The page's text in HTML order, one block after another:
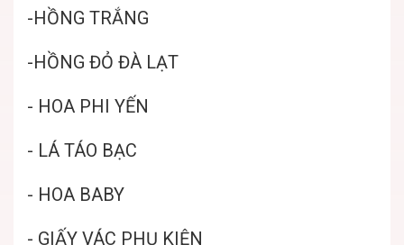
-HỒNG TRẮNG
-HỒNG ĐỎ ĐÀ LẠT
- HOA PHI YẾN
- LÁ TÁO BẠC
- HOA BABY
- GIẤY VÁC PHỤ KIỆN